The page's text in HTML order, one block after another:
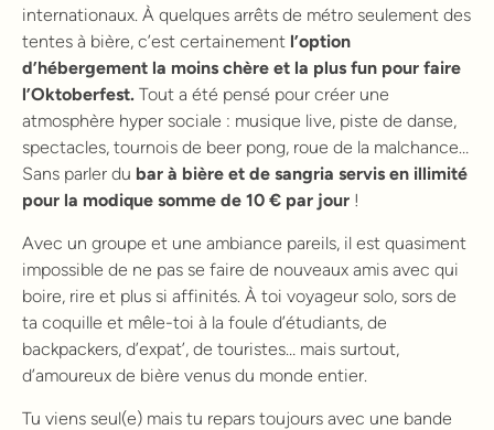
internationaux. À quelques arrêts de métro seulement des
tentes à bière, c’est certainement l’option
d’hébergement la moins chère et la plus fun pour faire
l’Oktoberfest. Tout a été pensé pour créer une
atmosphère hyper sociale : musique live, piste de danse,
spectacles, tournois de beer pong, roue de la malchance…
Sans parler du bar à bière et de sangria servis en illimité
pour la modique somme de 10 € par jour !
Avec un groupe et une ambiance pareils, il est quasiment
impossible de ne pas se faire de nouveaux amis avec qui
boire, rire et plus si affinités. À toi voyageur solo, sors de
ta coquille et mêle-toi à la foule d’étudiants, de
backpackers, d’expat’, de touristes… mais surtout,
d’amoureux de bière venus du monde entier.
Tu viens seul(e) mais tu repars toujours avec une bande